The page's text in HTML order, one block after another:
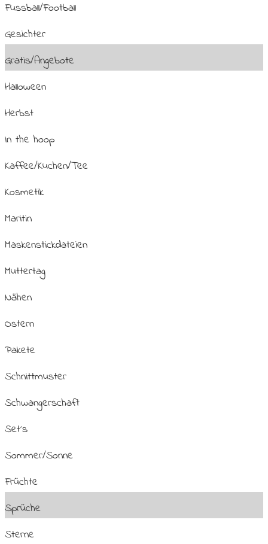
Fussball/Football
Gesichter
Gratis/Angebote
Halloween
Herbst
In the hoop
Kaffee/Kuchen/Tee
Kosmetik
Maritin
Maskenstickdateien
Muttertag
Nähen
Ostern
Pakete
Schnittmuster
Schwangerschaft
Set´s
Sommer/Sonne
Früchte
Sprüche
Sterne